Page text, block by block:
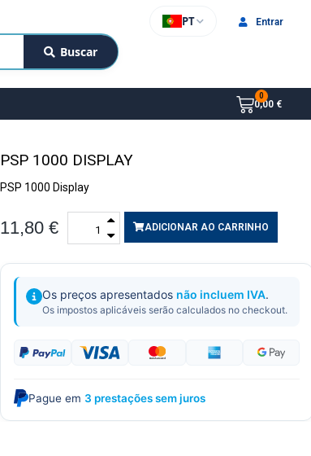
Buscar
PT Entrar
0,00 €
PSP 1000 DISPLAY
PSP 1000 Display
11,80 € ADICIONAR AO CARRINHO
Os preços apresentados não incluem IVA.
Os impostos aplicáveis serão calculados no checkout.
Pague em 3 prestações sem juros